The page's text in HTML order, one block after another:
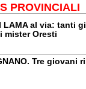
PROVINCIALI
LAMA al via: tanti
mister Oresti
Tre giovani